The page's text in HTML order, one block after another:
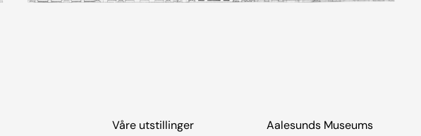
Våre utstillinger Aalesunds Museums